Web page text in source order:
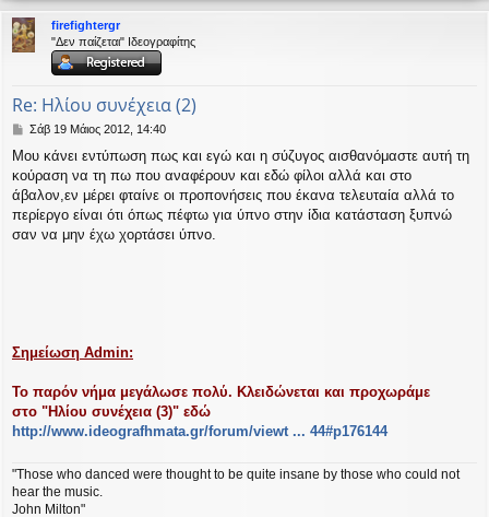
ρ
firefightergr
"Δεν παίζεται" Ιδεογραφίτης
Re: Ηλίου συνέχεια (2)
Δ
μ
ο
σ
ί
ε
υ
Σάβ 19 Μάιος 2012, 14:40
Μου κάνει εντύπωση πως και εγώ και η σύζυγος αισθανόμαστε αυτή τη
κούραση να τη πω που αναφέρουν και εδώ φίλοι αλλά και στο
άβαλον,εν μέρει φταίνε οι προπονήσεις που έκανα τελευταία αλλά το
περίεργο είναι ότι όπως πέφτω για ύπνο στην ίδια κατάσταση ξυπνώ
σαν να μην έχω χορτάσει ύπνο.
Σημείωση Αdmin:
To παρόν νήμα μεγάλωσε πολύ. Κλειδώνεται και προχωράμε
στο "Ηλίου συνέχεια (3)" εδώ
http://www.ideografhmata.gr/forum/viewt ... 44#p176144
"Those who danced were thought to be quite insane by those who could not
hear the music.
John Milton"